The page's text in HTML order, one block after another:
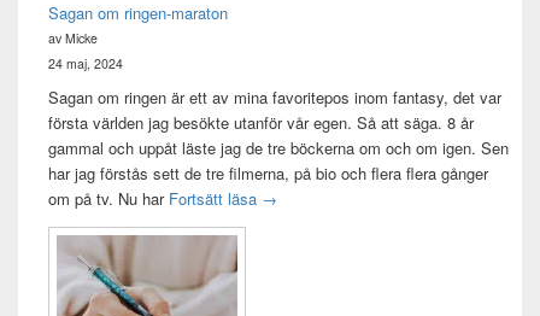
Sagan om ringen-maraton
av Micke
24 maj, 2024
Sagan om ringen är ett av mina favoritepos inom fantasy, det var
första världen jag besökte utanför vår egen. Så att säga. 8 år
gammal och uppåt läste jag de tre böckerna om och om igen. Sen
har jag förstås sett de tre filmerna, på bio och flera flera gånger
om på tv. Nu har Fortsätt läsa Sagan om ringen-maraton
→